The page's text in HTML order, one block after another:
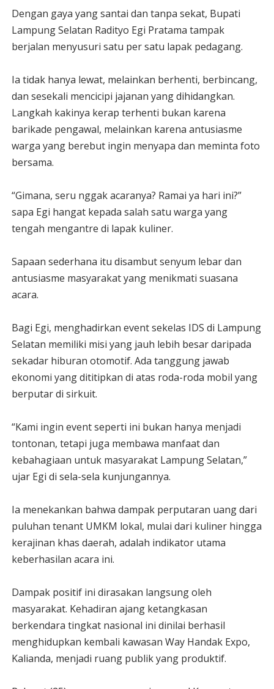
Dengan gaya yang santai dan tanpa sekat, Bupati
Lampung Selatan Radityo Egi Pratama tampak
berjalan menyusuri satu per satu lapak pedagang.
Ia tidak hanya lewat, melainkan berhenti, berbincang,
dan sesekali mencicipi jajanan yang dihidangkan.
Langkah kakinya kerap terhenti bukan karena
barikade pengawal, melainkan karena antusiasme
warga yang berebut ingin menyapa dan meminta foto
bersama.
“Gimana, seru nggak acaranya? Ramai ya hari ini?”
sapa Egi hangat kepada salah satu warga yang
tengah mengantre di lapak kuliner.
Sapaan sederhana itu disambut senyum lebar dan
antusiasme masyarakat yang menikmati suasana
acara.
Bagi Egi, menghadirkan event sekelas IDS di Lampung
Selatan memiliki misi yang jauh lebih besar daripada
sekadar hiburan otomotif. Ada tanggung jawab
ekonomi yang dititipkan di atas roda-roda mobil yang
berputar di sirkuit.
“Kami ingin event seperti ini bukan hanya menjadi
tontonan, tetapi juga membawa manfaat dan
kebahagiaan untuk masyarakat Lampung Selatan,”
ujar Egi di sela-sela kunjungannya.
Ia menekankan bahwa dampak perputaran uang dari
puluhan tenant UMKM lokal, mulai dari kuliner hingga
kerajinan khas daerah, adalah indikator utama
keberhasilan acara ini.
Dampak positif ini dirasakan langsung oleh
masyarakat. Kehadiran ajang ketangkasan
berkendara tingkat nasional ini dinilai berhasil
menghidupkan kembali kawasan Way Handak Expo,
Kalianda, menjadi ruang publik yang produktif.